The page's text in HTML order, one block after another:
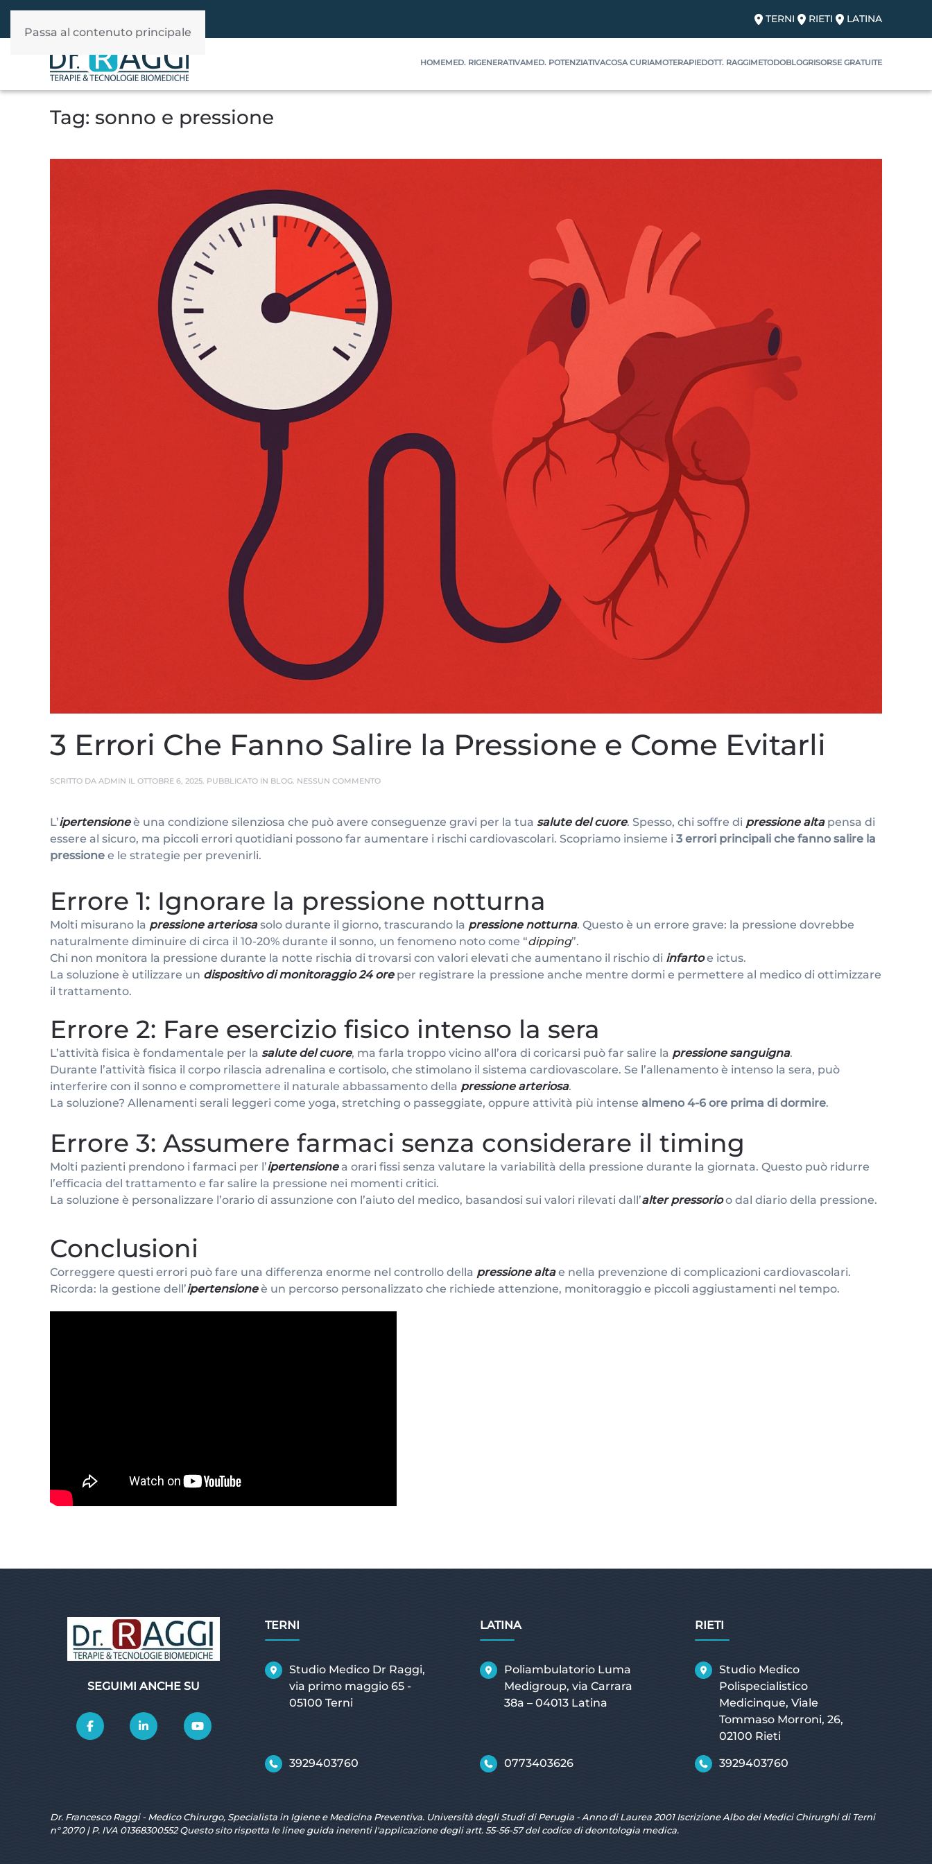
TERNI RIETI LATINA
Passa al contenuto principale
HOMEMED. RIGENERATIVAMED. POTENZIATIVACOSA CURIAMOTERAPIEDOTT. RAGGIMETODOBLOGRISORSE GRATUITE
Tag: sonno e pressione
3 Errori Che Fanno Salire la Pressione e Come Evitarli
SCRITTO DA ADMIN IL OTTOBRE 6, 2025. PUBBLICATO IN BLOG. NESSUN COMMENTOSU
FANNO
LA
L’ipertensioneè una condizione silenziosa che può avere conseguenze gravi per la tua salute del cuore. Spesso, chi soffre di pressione altapensa di
essere al sicuro, ma piccoli errori quotidiani possono far aumentare i rischi cardiovascolari. Scopriamo insieme i 3 errori principali che fanno salire la
pressione e le strategie per prevenirli.
Errore 1: Ignorare la pressione notturna
Molti misurano la pressione arteriosasolo durante il giorno, trascurando la pressione notturna. Questo è un errore grave: la pressione dovrebbe
naturalmente diminuire di circa il 10-20% durante il sonno, un fenomeno noto come “dipping”.
Chi non monitora la pressione durante la notte rischia di trovarsi con valori elevati che aumentano il rischio di infartoe ictus.
La soluzione è utilizzare un dispositivo di monitoraggio 24 oreper registrare la pressione anche mentre dormi e permettere al medico di ottimizzare
il trattamento.
Errore 2: Fare esercizio fisico intenso la sera
L’attività fisica è fondamentale per la salute del cuore, ma farla troppo vicino all’ora di coricarsi può far salire la pressione sanguigna.
Durante l’attività fisica il corpo rilascia adrenalina e cortisolo, che stimolano il sistema cardiovascolare. Se l’allenamento è intenso la sera, può
interferire con il sonno e compromettere il naturale abbassamento della pressione arteriosa.
La soluzione? Allenamenti serali leggeri come yoga, stretching o passeggiate, oppure attività più intense almeno 4-6 ore prima di dormire.
Errore 3: Assumere farmaci senza considerare il timing
Molti pazienti prendono i farmaci per l’ipertensionea orari fissi senza valutare la variabilità della pressione durante la giornata. Questo può ridurre
l’efficacia del trattamento e far salire la pressione nei momenti critici.
La soluzione è personalizzare l’orario di assunzione con l’aiuto del medico, basandosi sui valori rilevati dall’alter pressorioo dal diario della pressione.
Conclusioni
Correggere questi errori può fare una differenza enorme nel controllo della pressione altae nella prevenzione di complicazioni cardiovascolari.
Ricorda: la gestione dell’ipertensioneè un percorso personalizzato che richiede attenzione, monitoraggio e piccoli aggiustamenti nel tempo.
SEGUIMI ANCHE SU
TERNI
Studio Medico Dr Raggi,
via primo maggio 65 -
05100 Terni
3929403760
LATINA
Poliambulatorio Luma
Medigroup, via Carrara
38a – 04013 Latina
0773403626
RIETI
Studio Medico
Polispecialistico
Medicinque, Viale
Tommaso Morroni, 26,
02100 Rieti
3929403760
Dr. Francesco Raggi - Medico Chirurgo, Specialista in Igiene e Medicina Preventiva. Università degli Studi di Perugia - Anno di Laurea 2001 Iscrizione Albo dei Medici Chirurghi di Terni
n° 2070 | P. IVA 01368300552 Questo sito rispetta le linee guida inerenti l'applicazione degli artt. 55-56-57 del codice di deontologia medica.